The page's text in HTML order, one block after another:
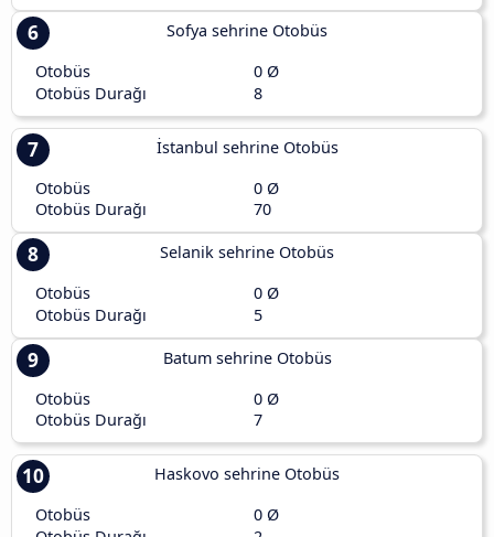
Sofya sehrine Otobüs
6
Otobüs
0 Ø
Otobüs Durağı
8
İstanbul sehrine Otobüs
7
Otobüs
0 Ø
Otobüs Durağı
70
Selanik sehrine Otobüs
8
Otobüs
0 Ø
Otobüs Durağı
5
Batum sehrine Otobüs
9
Otobüs
0 Ø
Otobüs Durağı
7
Haskovo sehrine Otobüs
10
Otobüs
0 Ø